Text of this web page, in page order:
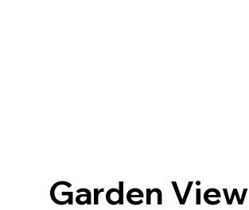
Garden View